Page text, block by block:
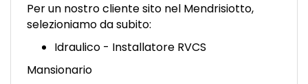
IT
Per un nostro cliente sito nel Mendrisiotto,
selezioniamo da subito:
Idraulico - Installatore RVCS
Mansionario